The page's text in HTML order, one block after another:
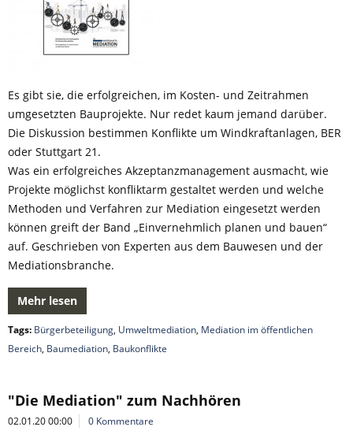
Es gibt sie, die erfolgreichen, im Kosten- und Zeitrahmen
umgesetzten Bauprojekte. Nur redet kaum jemand darüber.
Die Diskussion bestimmen Konflikte um Windkraftanlagen, BER
oder Stuttgart 21.
Was ein erfolgreiches Akzeptanzmanagement ausmacht, wie
Projekte möglichst konfliktarm gestaltet werden und welche
Methoden und Verfahren zur Mediation eingesetzt werden
können greift der Band „Einvernehmlich planen und bauen“
auf. Geschrieben von Experten aus dem Bauwesen und der
Mediationsbranche.
Mehr lesen
Tags: Bürgerbeteiligung, Umweltmediation, Mediation im öffentlichen
Bereich, Baumediation, Baukonflikte
"Die Mediation" zum Nachhören
02.01.20 00:00 0 Kommentare